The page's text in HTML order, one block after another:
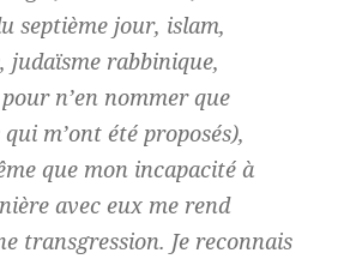
septième jour, islam,
judaïsme rabbinique,
n’en nommer que
m’ont été proposés),
que mon incapacité à
avec eux me rend
transgression. Je reconnais